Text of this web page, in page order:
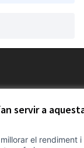
servir a
el rendiment i